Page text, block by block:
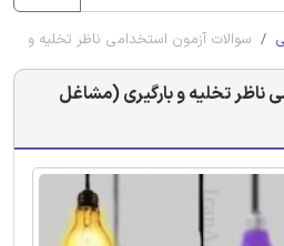
سوالات آزمون استخدامی ناظر تخلیه و
ناظر تخلیه و بارگیری (مشاغل